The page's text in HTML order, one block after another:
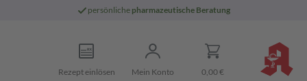
persönliche pharmazeutische Beratung
Rezept einlösen Mein Konto 0,00 €